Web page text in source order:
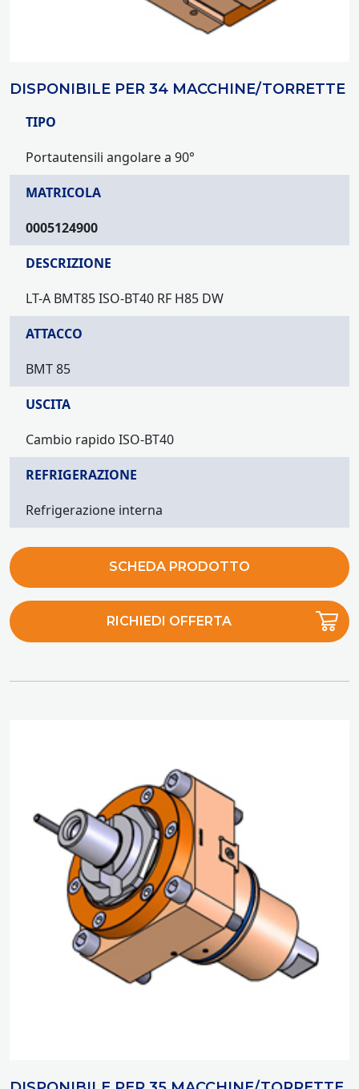
DISPONIBILE PER 34 MACCHINE/TORRETTE
TIPO
Portautensili angolare a 90°
MATRICOLA
0005124900
DESCRIZIONE
LT-A BMT85 ISO-BT40 RF H85 DW
ATTACCO
BMT 85
USCITA
Cambio rapido ISO-BT40
REFRIGERAZIONE
Refrigerazione interna
SCHEDA PRODOTTO
RICHIEDI OFFERTA